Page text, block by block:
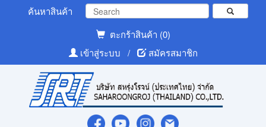
ค้นหาสินค้า
ตะกร้าสินค้า (0)
เข้าสู่ระบบ
/ สมัครสมาชิก